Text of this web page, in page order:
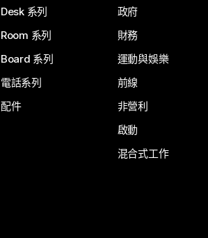
Desk 系列
Room 系列
Board 系列
電話系列
配件
政府
財務
運動與娛樂
前線
非營利
啟動
混合式工作